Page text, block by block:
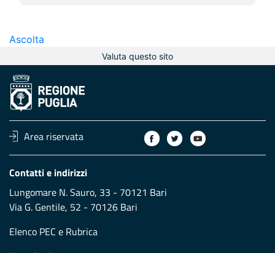
Ascolta
Valuta questo sito
Area riservata
Contatti e indirizzi
Lungomare N. Sauro, 33 - 70121 Bari
Via G. Gentile, 52 - 70126 Bari
Elenco PEC e Rubrica